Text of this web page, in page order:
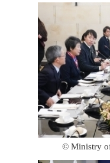
© Ministry